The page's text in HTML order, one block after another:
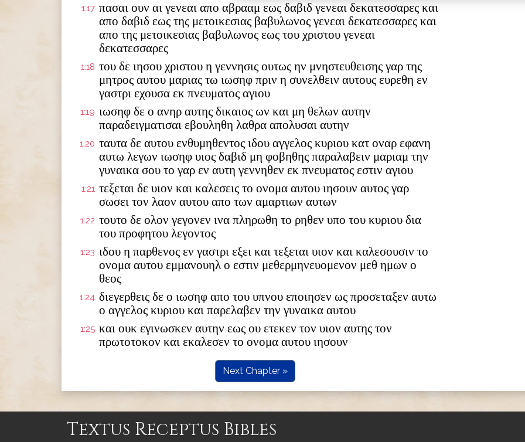
1:17 πασαι ουν αι γενεαι απο αβρααμ εως δαβιδ γενεαι δεκατεσσαρες και
απο δαβιδ εως της μετοικεσιας βαβυλωνος γενεαι δεκατεσσαρες και
απο της μετοικεσιας βαβυλωνος εως του χριστου γενεαι
δεκατεσσαρες
1:18 του δε ιησου χριστου η γεννησις ουτως ην μνηστευθεισης γαρ της
μητρος αυτου μαριας τω ιωσηφ πριν η συνελθειν αυτους ευρεθη εν
γαστρι εχουσα εκ πνευματος αγιου
1:19 ιωσηφ δε ο ανηρ αυτης δικαιος ων και μη θελων αυτην
παραδειγματισαι εβουληθη λαθρα απολυσαι αυτην
1:20 ταυτα δε αυτου ενθυμηθεντος ιδου αγγελος κυριου κατ οναρ εφανη
αυτω λεγων ιωσηφ υιος δαβιδ μη φοβηθης παραλαβειν μαριαμ την
γυναικα σου το γαρ εν αυτη γεννηθεν εκ πνευματος εστιν αγιου
1:21 τεξεται δε υιον και καλεσεις το ονομα αυτου ιησουν αυτος γαρ
σωσει τον λαον αυτου απο των αμαρτιων αυτων
1:22 τουτο δε ολον γεγονεν ινα πληρωθη το ρηθεν υπο του κυριου δια
του προφητου λεγοντος
1:23 ιδου η παρθενος εν γαστρι εξει και τεξεται υιον και καλεσουσιν το
ονομα αυτου εμμανουηλ ο εστιν μεθερμηνευομενον μεθ ημων ο
θεος
1:24 διεγερθεις δε ο ιωσηφ απο του υπνου εποιησεν ως προσεταξεν αυτω
ο αγγελος κυριου και παρελαβεν την γυναικα αυτου
1:25 και ουκ εγινωσκεν αυτην εως ου ετεκεν τον υιον αυτης τον
πρωτοτοκον και εκαλεσεν το ονομα αυτου ιησουν
Next Chapter »
Textus Receptus Bibles